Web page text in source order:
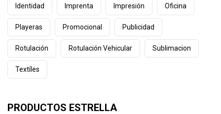
Identidad Imprenta Impresión Oficina
Playeras Promocional Publicidad
Rotulación Rotulación Vehicular Sublimacion
Textíles
PRODUCTOS ESTRELLA